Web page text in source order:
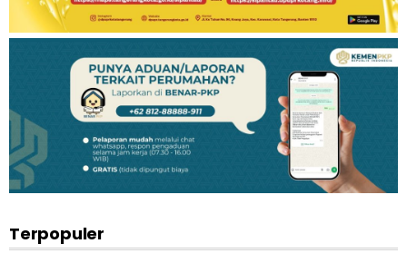
Terpopuler